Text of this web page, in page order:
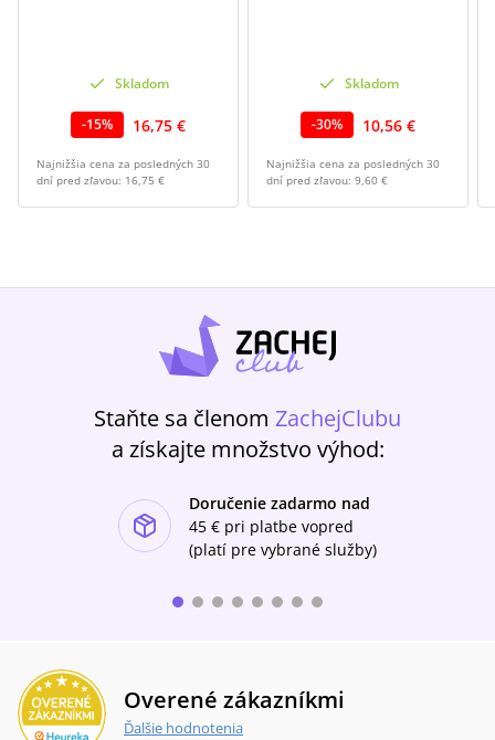
Skladom
-15% 16,75 €
Najnižšia cena za posledných 30
dní pred zľavou: 16,75 €
Skladom
-30% 10,56 €
Najnižšia cena za posledných 30
dní pred zľavou: 9,60 €
Staňte sa členom ZachejClubu
a získajte množstvo výhod:
Doručenie zadarmo nad
45 € pri platbe vopred
(platí pre vybrané služby)
Overené zákazníkmi
Ďalšie hodnotenia